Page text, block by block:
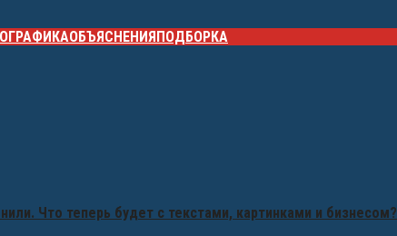
ОБЪЯСНЕНИЯПОДБОРКА
Что теперь будет с текстами, картинками и бизнесом?